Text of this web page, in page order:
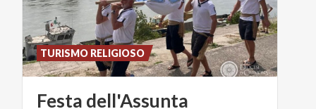
Festa dell'Assunta
TURISMO RELIGIOSO